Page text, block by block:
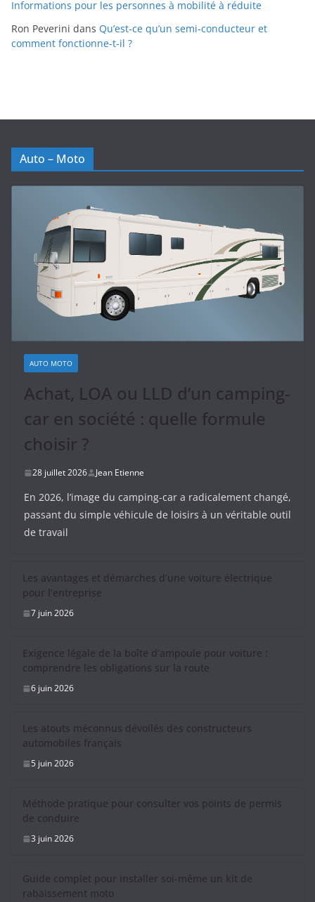
Informations pour les personnes à mobilité à réduite
Ron Peverini dans Qu’est-ce qu’un semi-conducteur et
comment fonctionne-t-il ?
Auto – Moto
AUTO MOTO
Achat, LOA ou LLD d’un camping-
car en société : quelle formule
choisir ?
28 juillet 2026 Jean Etienne
En 2026, l’image du camping-car a radicalement changé,
passant du simple véhicule de loisirs à un véritable outil
de travail
Les avantages et démarches d’une voiture électrique
pour l’entreprise
7 juin 2026
Exigence légale de la boîte d’ampoule pour voiture :
comprendre les obligations sur la route
6 juin 2026
Les atouts méconnus dévoilés des constructeurs
automobiles français
5 juin 2026
Méthode pratique pour consulter vos points de permis
de conduire
3 juin 2026
Guide complet pour installer soi-même un kit de
rabaissement moto